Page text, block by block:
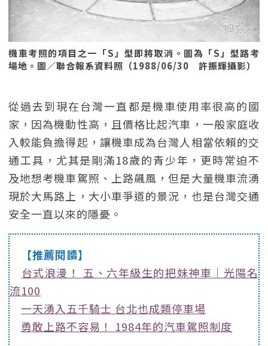
機車考照的項目之一「S」型即將取消。圖為「S」型路考
場地。圖／聯合報系資料照（1988/06/30 許振輝攝影）
從過去到現在台灣一直都是機車使用率很高的國
家，因為機動性高，且價格比起汽車，一般家庭收
入較能負擔得起，讓機車成為台灣人相當依賴的交
通工具，尤其是剛滿18歲的青少年，更時常迫不
及地想考機車駕照、上路飆風，但是大量機車流湧
現於大馬路上，大小車爭道的景況，也是台灣交通
安全一直以來的隱憂。
【推薦閱讀】
台式浪漫！ 五、六年級生的把妹神車｜光陽名
流100
一天湧入五千騎士 台北也成類停車場
勇敢上路不容易！ 1984年的汽車駕照制度